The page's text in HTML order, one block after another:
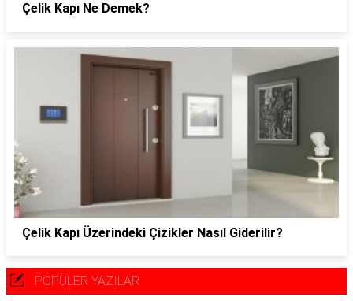
Çelik Kapı Ne Demek?
Çelik Kapı Üzerindeki Çizikler Nasıl Giderilir?
POPÜLER YAZILAR